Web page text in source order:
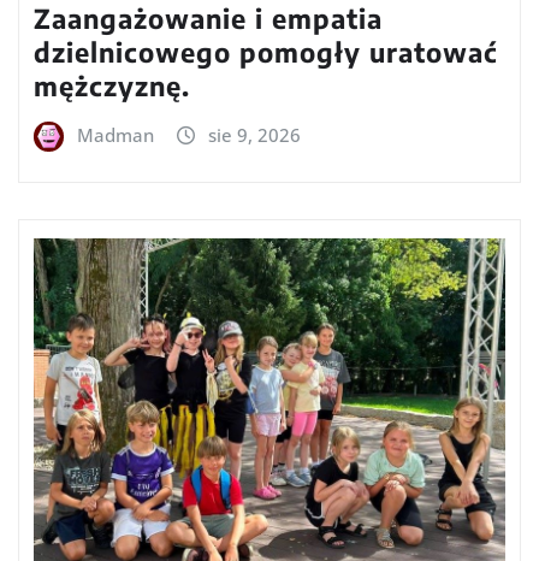
Zaangażowanie i empatia
dzielnicowego pomogły uratować
mężczyznę.
Madman sie 9, 2026